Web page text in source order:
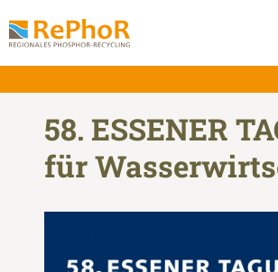
58. ESSENER
für